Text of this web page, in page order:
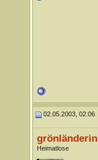
02.05.2003, 02:06
grönländerin
Heimatlose